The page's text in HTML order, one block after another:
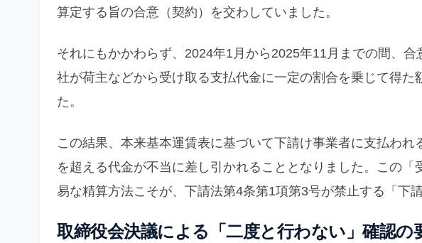
算定する旨の合意（契約）を交わしていました。
それにもかかわらず、2024年1月から2025年11月までの間、合
社が荷主などから受け取る支払代金に一定の割合を乗じて得た
た。
この結果、本来基本運賃表に基づいて下請け事業者に支払われ
を超える代金が不当に差し引かれることとなりました。この
易な精算方法こそが、下請法第4条第1項第3号が禁止する「下
取締役会決議による「二度と行わない」確認の